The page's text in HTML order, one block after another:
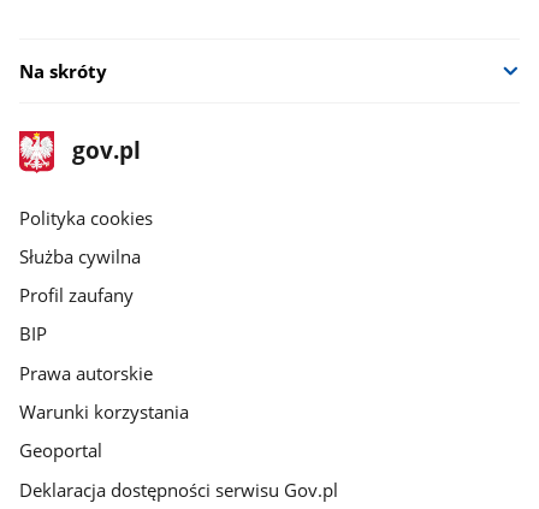
Na skróty
stopka
gov.pl
Strona
gov.pl
gov.pl
Polityka cookies
Służba cywilna
Profil zaufany
BIP
Prawa autorskie
Warunki korzystania
Geoportal
Deklaracja dostępności serwisu Gov.pl